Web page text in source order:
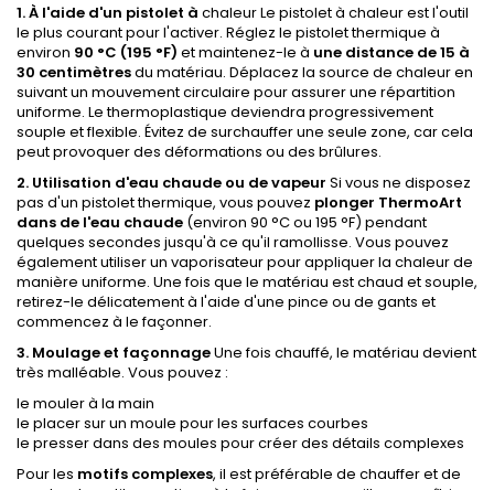
1. À l'aide d'un pistolet à chaleur Le pistolet à chaleur est l'outil
le plus courant pour l'activer. Réglez le pistolet thermique à
environ 90 °C (195 °F) et maintenez-le à une distance de 15 à
30 centimètresdu matériau. Déplacez la source de chaleur en
suivant un mouvement circulaire pour assurer une répartition
uniforme. Le thermoplastique deviendra progressivement
souple et flexible. Évitez de surchauffer une seule zone, car cela
peut provoquer des déformations ou des brûlures.
2. Utilisation d'eau chaude ou de vapeur Si vous ne disposez
pas d'un pistolet thermique, vous pouvez plonger ThermoArt
dans de l'eau chaude (environ 90 °C ou 195 °F) pendant
quelques secondes jusqu'à ce qu'il ramollisse. Vous pouvez
également utiliser un vaporisateur pour appliquer la chaleur de
manière uniforme. Une fois que le matériau est chaud et souple,
retirez-le délicatement à l'aide d'une pince ou de gants et
commencez à le façonner.
3. Moulage et façonnageUne fois chauffé, le matériau devient
très malléable. Vous pouvez :
le mouler à la main
le placer sur un moule pour les surfaces courbes
le presser dans des moules pour créer des détails complexes
Pour les motifs complexes, il est préférable de chauffer et de